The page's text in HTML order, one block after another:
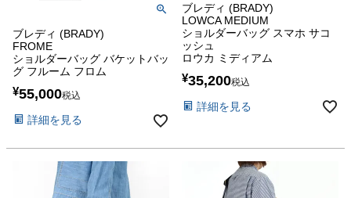
ブレディ (BRADY)
FROME
ショルダーバッグ バケットバッ
グ フルーム フロム
¥55,000税込
詳細を見る
ブレディ (BRADY)
LOWCA MEDIUM
ショルダーバッグ スマホ サコ
ッシュ
ロウカ ミディアム
¥35,200税込
詳細を見る